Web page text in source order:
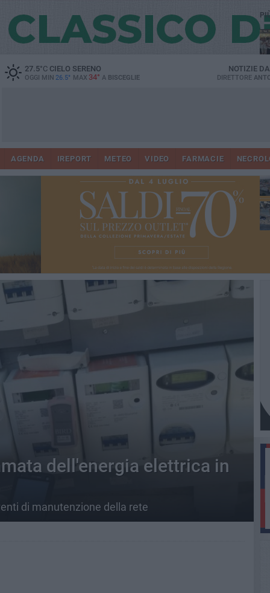
27.5°CCIELO SERENO
OGGI MIN 26.5° MAX 34° A BISCEGLIE
NOTIZIE
DIRETTORE
AGENDA IREPORT METEO VIDEO FARMACIE
dell'energia elettrica in
di manutenzione della rete